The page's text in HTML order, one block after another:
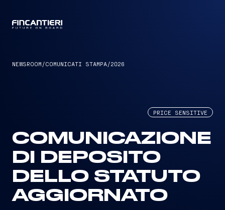
NEWSROOM /COMUNICATI STAMPA/2026
PRICE SENSITIVE
COMUNICAZIONE
DI DEPOSITO
DELLO STATUTO
AGGIORNATO